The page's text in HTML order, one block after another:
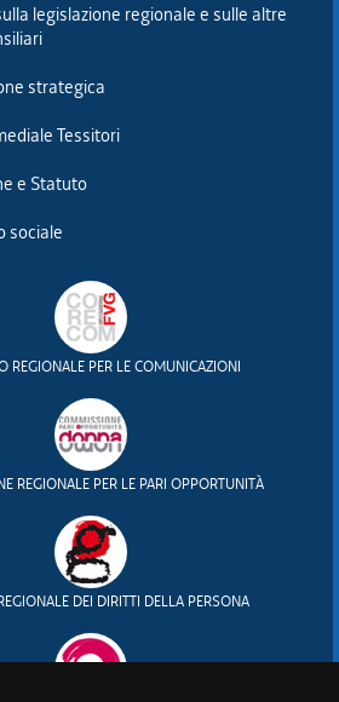
legislazione regionale e sulle altre
strategica
Tessitori
e Statuto
sociale
REGIONALE PER LE COMUNICAZIONI
REGIONALE PER LE PARI OPPORTUNITÀ
DEI DIRITTI DELLA PERSONA